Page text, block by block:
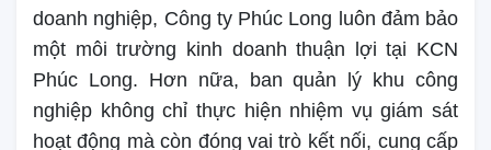
doanh nghiệp, Công ty Phúc Long luôn đảm bảo
một môi trường kinh doanh thuận lợi tại KCN
Phúc Long. Hơn nữa, ban quản lý khu công
nghiệp không chỉ thực hiện nhiệm vụ giám sát
hoạt động mà còn đóng vai trò kết nối, cung cấp